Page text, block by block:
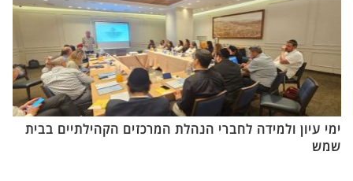
ימי עיון ולמידה לחברי הנהלת המרכזים הקהילתיים בבית
שמש